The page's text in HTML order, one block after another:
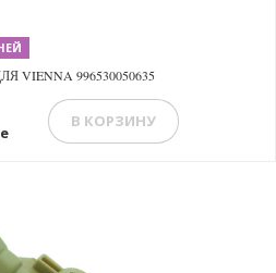
VIENNA 996530050635
В КОРЗИНУ